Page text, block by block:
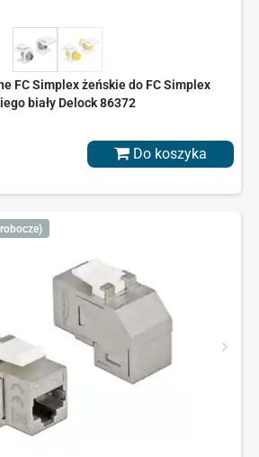
FC Simplex żeńskie do FC Simplex
biały Delock 86372
Do koszyka